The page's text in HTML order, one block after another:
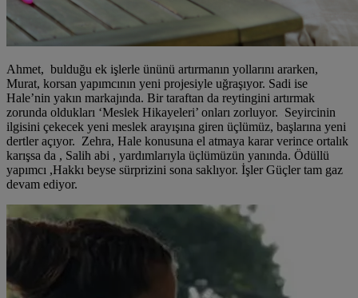
Ahmet, bulduğu ek işlerle ününü artırmanın yollarını ararken,
Murat, korsan yapımcının yeni projesiyle uğraşıyor. Sadi ise
Hale’nin yakın markajında. Bir taraftan da reytingini artırmak
zorunda oldukları ‘Meslek Hikayeleri’ onları zorluyor. Seyircinin
ilgisini çekecek yeni meslek arayışına giren üçlümüz, başlarına yeni
dertler açıyor. Zehra, Hale konusuna el atmaya karar verince ortalık
karışsa da , Salih abi , yardımlarıyla üçlümüzün yanında. Ödüllü
yapımcı ,Hakkı beyse sürprizini sona saklıyor. İşler Güçler tam gaz
devam ediyor.